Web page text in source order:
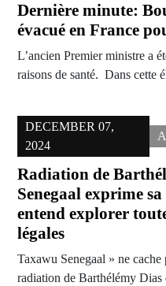
Dernière minute:
évacué en France
L’ancien Premier ministre a
raisons de santé. Dans cette
DECEMBER 07,
2024
Radiation de
Senegaal exprime
entend explorer
légales
Taxawu Senegaal » ne
radiation de Barthélémy